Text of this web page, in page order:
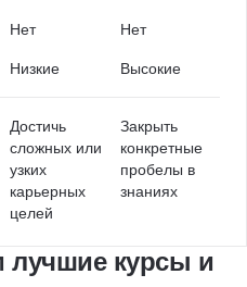
Нет Нет
Низкие Высокие
Достичь
сложных или
узких
карьерных
целей
Закрыть
конкретные
пробелы в
знаниях
лучшие курсы и